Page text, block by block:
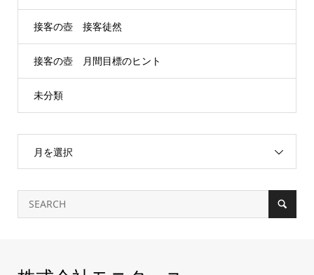
接客の壺 接客徒然
接客の壺 月間目標のヒント
未分類
月を選択